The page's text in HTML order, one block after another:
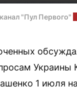
"Пул Первого"
Украины
1 июля